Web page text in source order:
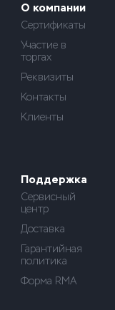
О компании
Сертификаты
Участие в
торгах
Реквизиты
Контакты
Клиенты
Поддержка
Сервисный
центр
Доставка
Гарантийная
политика
Форма RMA